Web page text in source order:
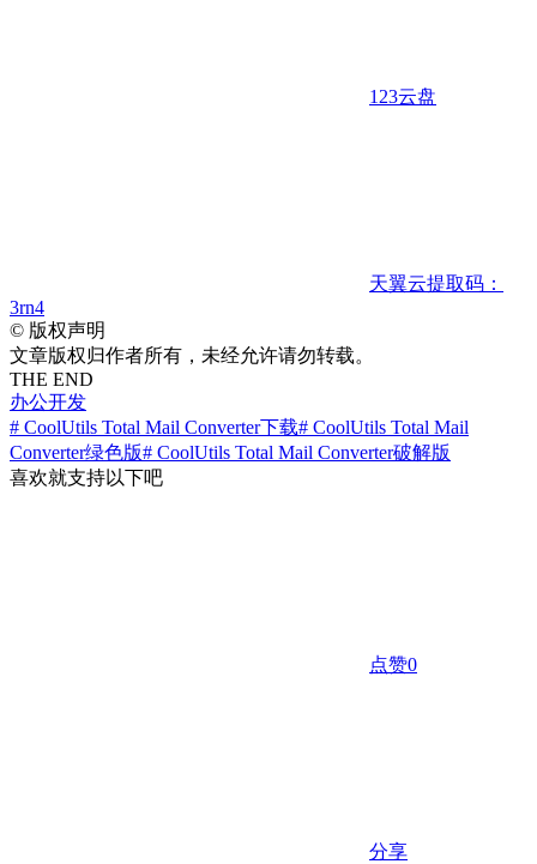
123云盘
天翼云提取码：
3rn4
© 版权声明
文章版权归作者所有，未经允许请勿转载。
THE END
办公开发
# CoolUtils Total Mail Converter下载# CoolUtils Total Mail
Converter绿色版# CoolUtils Total Mail Converter破解版
喜欢就支持以下吧
点赞0
分享